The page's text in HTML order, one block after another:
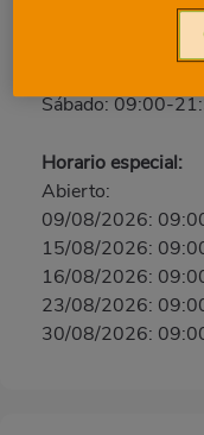
Miércoles: 09:00-
Jueves: 09:00-
Sábado: 09:00-
Horario especial:
Abierto:
09/08/2026:
15/08/2026:
16/08/2026:
23/08/2026:
30/08/2026: